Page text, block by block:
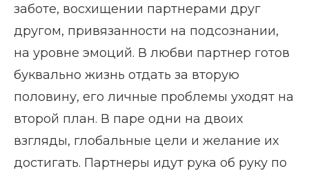
заботе, восхищении партнерами друг
другом, привязанности на подсознании,
на уровне эмоций. В любви партнер готов
буквально жизнь отдать за вторую
половину, его личные проблемы уходят на
второй план. В паре одни на двоих
взгляды, глобальные цели и желание их
достигать. Партнеры идут рука об руку по